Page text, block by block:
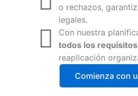
o rechazos,
legales.
Con nuestra
todos los
reaplicación
Comienza con